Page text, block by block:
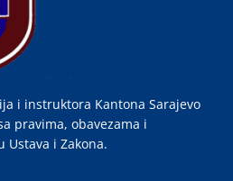
i instruktora Kantona Sarajevo
pravima, obavezama i
Ustava i Zakona.